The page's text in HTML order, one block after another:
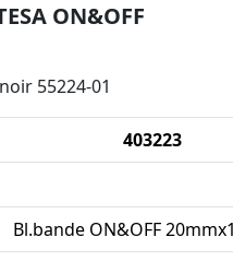
ON&OFF
55224-01
403223
Bl.bande ON&OFF